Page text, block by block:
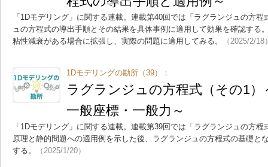
「1Dモデリング」に関する連載。連載第40回では「ラグランジュの方
ュの方程式の導出手順とその結果を具体事例に適用して効果を確認する
粘性減衰がある場合に拡張し、実際の問題に適用してみる。
（2025/2/18
1Dモデリングの勘所（39）：
ラグランジュの方程式（その1）
一般座標・一般力～
「1Dモデリング」に関する連載。連載第39回では「ラグランジュの方
原理と静的問題への適用例を示した後、ラグランジュの方程式の基礎と
する。
（2025/1/20）